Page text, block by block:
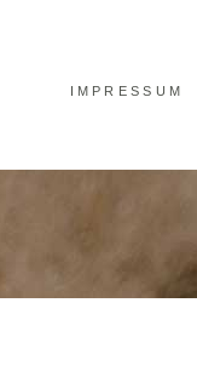
IMPRESSUM